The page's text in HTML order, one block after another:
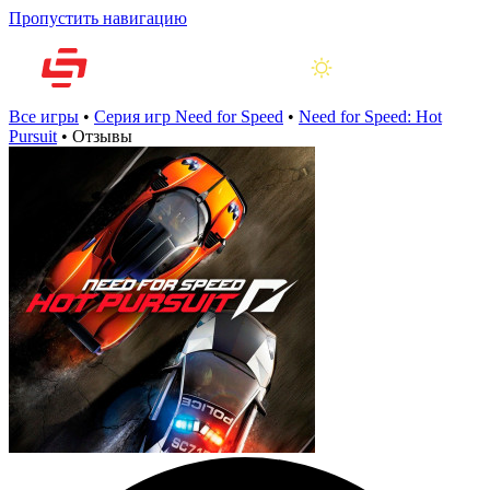
Пропустить навигацию
Все игры • Серия игр Need for Speed • Need for Speed: Hot
Pursuit • Отзывы